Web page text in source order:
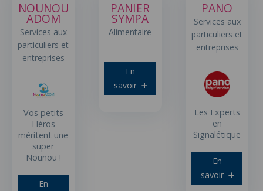
NOUNOU
ADOM
Services aux
particuliers et
entreprises
Vos petits
Héros
méritent une
super
Nounou !
En
PANIER
SYMPA
Alimentaire
En
savoir
PANO
Services aux
particuliers et
entreprises
Les Experts
en
Signalétique
En
savoir